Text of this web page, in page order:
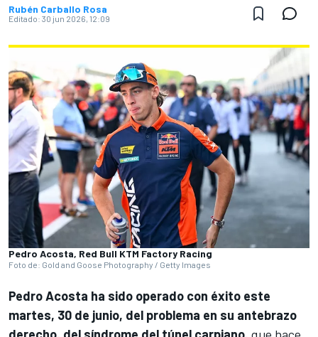
Rubén Carballo Rosa
Editado: 30 jun 2026, 12:09
Pedro Acosta, Red Bull KTM Factory Racing
Foto de: Gold and Goose Photography / Getty Images
Pedro Acosta ha sido operado con éxito este
martes, 30 de junio, del problema en su antebrazo